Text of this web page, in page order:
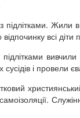
підлітками. Жили
всі
і провели